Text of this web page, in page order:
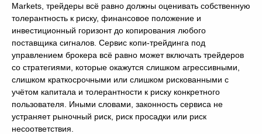
Markets, трейдеры всё равно должны оценивать собственную
толерантность к риску, финансовое положение и
инвестиционный горизонт до копирования любого
поставщика сигналов. Сервис копи-трейдинга под
управлением брокера всё равно может включать трейдеров
со стратегиями, которые окажутся слишком агрессивными,
слишком краткосрочными или слишком рискованными с
учётом капитала и толерантности к риску конкретного
пользователя. Иными словами, законность сервиса не
устраняет рыночный риск, риск просадки или риск
несоответствия.